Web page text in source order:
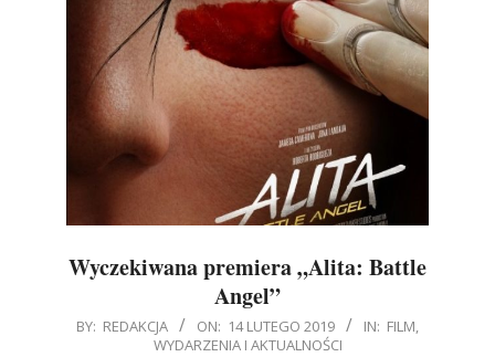
Wyczekiwana premiera „Alita: Battle
Angel”
2019-
BY: REDAKCJA ON: 14 LUTEGO 2019 IN: FILM,
WYDARZENIA I AKTUALNOŚCI